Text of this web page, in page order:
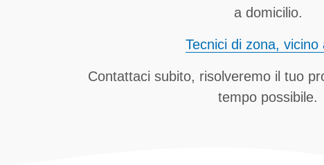
a domicilio.
Tecnici di zona, vicino
Contattaci subito, risolveremo il tuo
tempo possibile.